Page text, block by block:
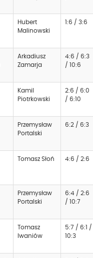
Hubert
Malinowski
1:6 / 3:6
Arkadiusz
Zamarja
4:6 / 6:3
/ 10:6
Kamil
Piotrkowski
2:6 / 6:0
/ 6:10
Przemysław
Portalski
6:2 / 6:3
Tomasz Słoń 4:6 / 2:6
Przemysław
Portalski
6:4 / 2:6
/ 10:7
Tomasz
Iwaniów
5:7 / 6:1 /
10:3